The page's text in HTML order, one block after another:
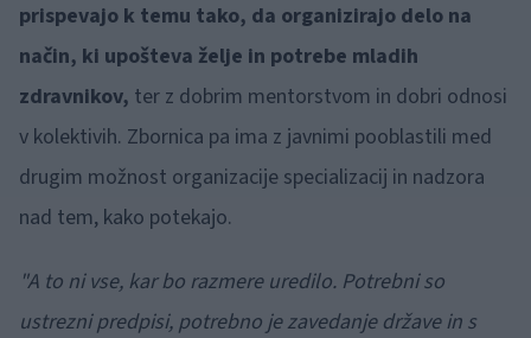
prispevajo k temu tako, da organizirajo delo na
način, ki upošteva želje in potrebe mladih
zdravnikov, ter z dobrim mentorstvom in dobri odnosi
v kolektivih. Zbornica pa ima z javnimi pooblastili med
drugim možnost organizacije specializacij in nadzora
nad tem, kako potekajo.
"A to ni vse, kar bo razmere uredilo. Potrebni so
ustrezni predpisi, potrebno je zavedanje države in s